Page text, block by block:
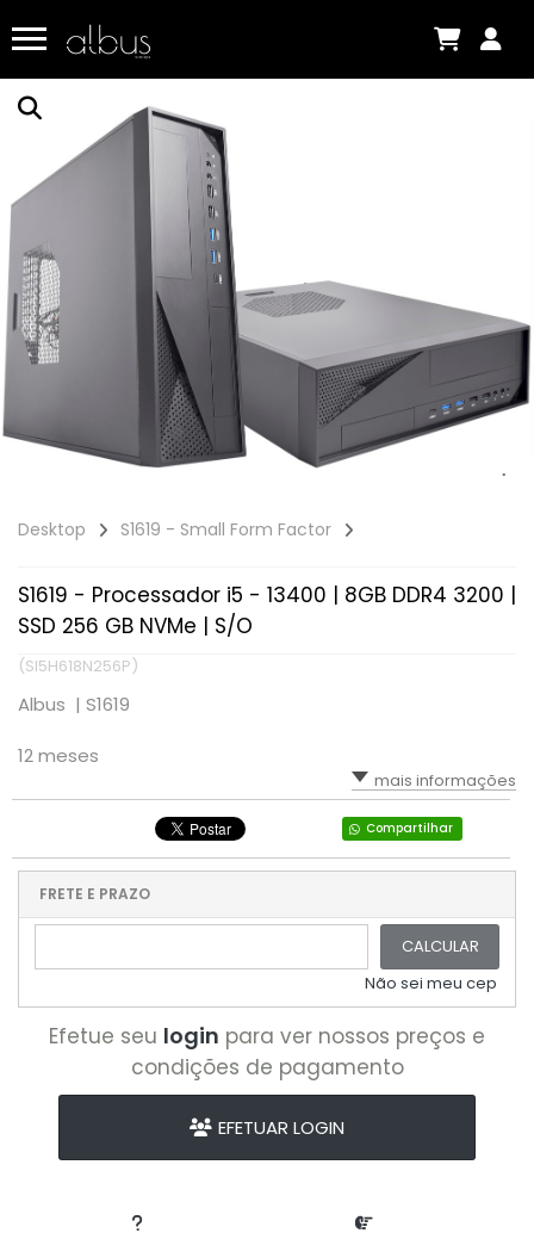
Desktop S1619 - Small Form Factor
S1619 - Processador i5 - 13400 | 8GB DDR4 3200 |
SSD 256 GB NVMe | S/O
(SI5H618N256P)
Albus | S1619
12 meses
mais informações
Compartilhar
Efetue seu login para ver nossos preços e
condições de pagamento
EFETUAR LOGIN
FRETE E PRAZO
CALCULAR
Não sei meu cep